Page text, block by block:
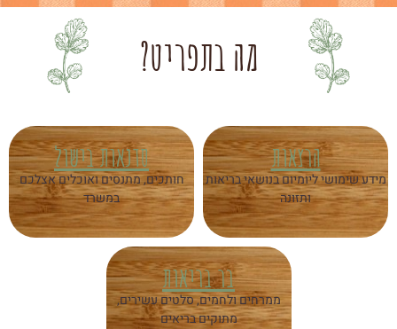
מה בתפריט?
הרצאות
מידע שימושי ליומיום בנושאי בריאות
ותזונה
סדנאות בישול
חותכים, מתנסים ואוכלים אצלכם
במשרד
בר בריאות
ממרחים ולחמים, סלטים עשירים,
מתוקים בריאים